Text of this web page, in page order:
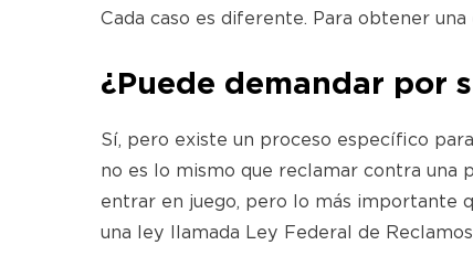
Cada caso es diferente. Para obtener
¿Puede demandar por
Sí, pero existe un proceso específico
no es lo mismo que reclamar contra una
entrar en juego, pero lo más importante
una ley llamada Ley Federal de